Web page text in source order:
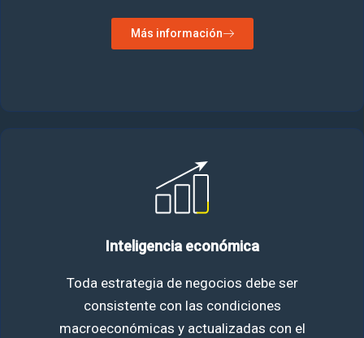
Más información
Inteligencia económica
Toda estrategia de negocios debe ser
consistente con las condiciones
macroeconómicas y actualizadas con el